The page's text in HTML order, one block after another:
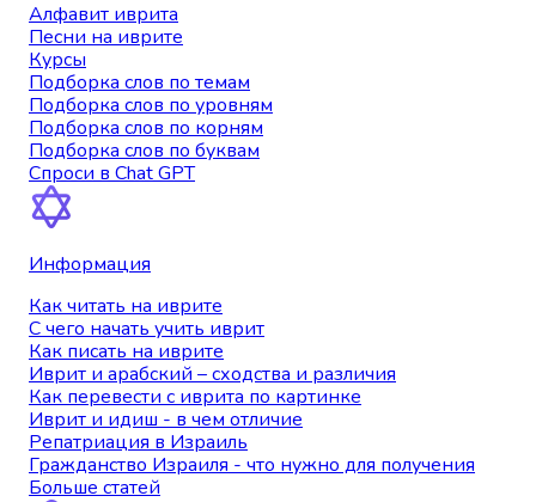
Алфавит иврита
Песни на иврите
Курсы
Подборка слов по темам
Подборка слов по уровням
Подборка слов по корням
Подборка слов по буквам
Спроси в Chat GPT
Информация
Как читать на иврите
С чего начать учить иврит
Как писать на иврите
Иврит и арабский – сходства и различия
Как перевести с иврита по картинке
Иврит и идиш - в чем отличие
Репатриация в Израиль
Гражданство Израиля - что нужно для получения
Больше статей